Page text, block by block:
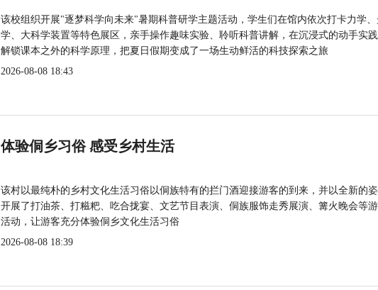
该校组织开展"逐梦科学向未来"暑期科普研学主题活动，学生们在馆内依次打卡力学
学、大科学装置等特色展区，亲手操作趣味实验、聆听科普讲解，在沉浸式的动手实
解锁课本之外的科学原理，把夏日假期变成了一场生动鲜活的科技探索之旅
2026-08-08 18:43
体验侗乡习俗 感受乡村生活
该村以最纯朴的乡村文化生活习俗以侗族特有的拦门酒迎接游客的到来，并以全新的
开展了打油茶、打糍粑、吃合拢宴、文艺节目表演、侗族服饰走秀展演、篝火晚会等
活动，让游客充分体验侗乡文化生活习俗
2026-08-08 18:39